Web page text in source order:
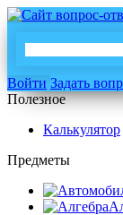
Войти Задать
Полезное
Калькулятор
Предметы